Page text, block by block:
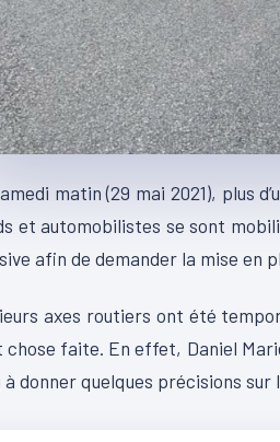
matin (29 mai 2021), plus
et automobilistes se sont
afin de demander la mise en
axes routiers ont été
chose faite. En effet, Daniel
à donner quelques précisions sur